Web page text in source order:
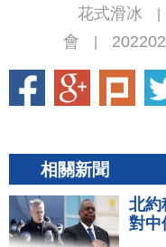
花式滑冰
會
相關新聞
北約
對中